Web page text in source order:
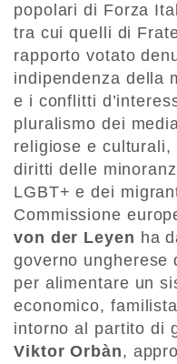
popolari di Forza
tra cui quelli di
rapporto votato
indipendenza della
e i conflitti
pluralismo dei
religiose e
diritti delle
LGBT+ e dei
Commissione
von der Leyen ha
governo ungherese
per alimentare un
economico,
intorno al partito di
Viktor Orbàn,